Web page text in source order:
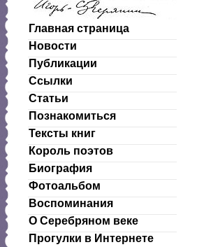
Главная страница
Новости
Публикации
Ссылки
Статьи
Познакомиться
Тексты книг
Король поэтов
Биография
Фотоальбом
Воспоминания
О Серебряном веке
Прогулки в Интернете